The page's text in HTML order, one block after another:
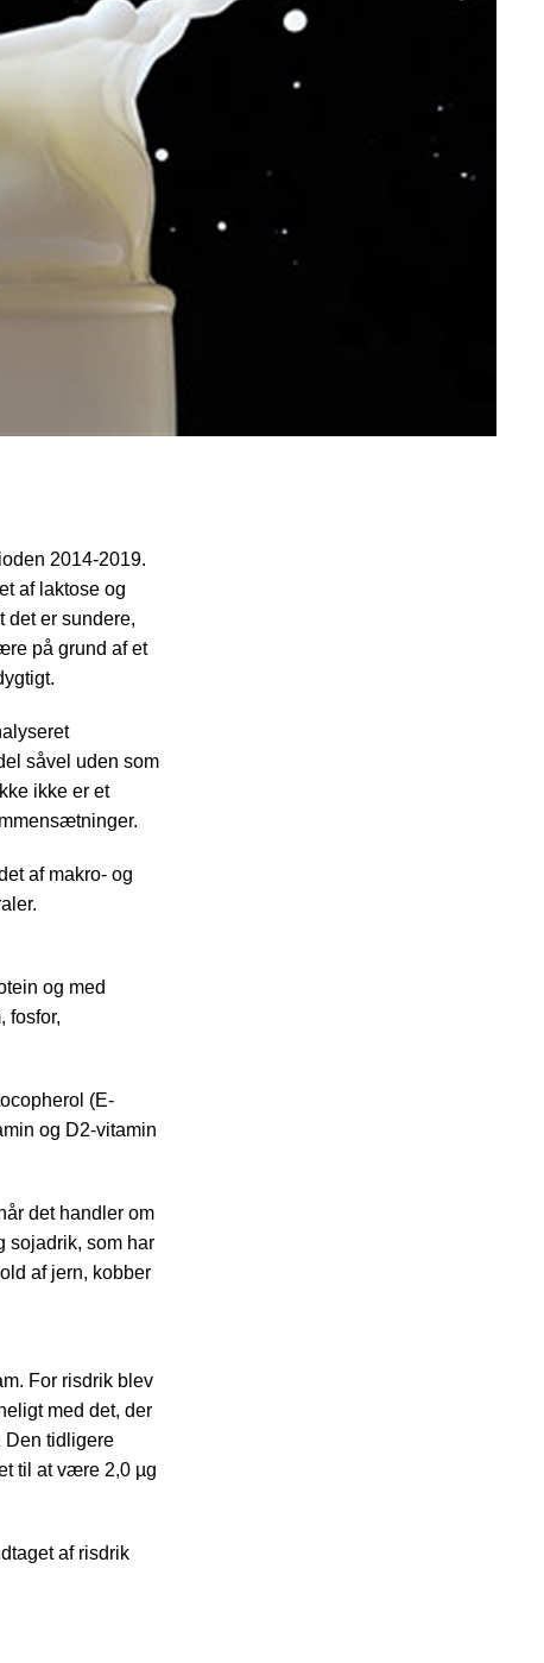
2014-2019.
af laktose og
det er sundere,
på grund af et
såvel uden som
ikke er et
af makro- og
og med
fosfor,
(E-
og D2-vitamin
det handler om
sojadrik, som har
af jern, kobber
For risdrik blev
med det, der
Den tidligere
til at være 2,0 µg
af risdrik